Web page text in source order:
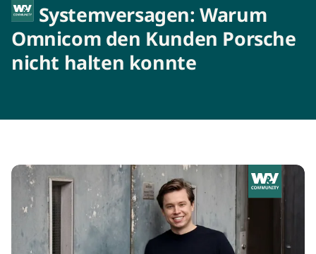
Systemversagen: Warum
Omnicom den Kunden Porsche
nicht halten konnte